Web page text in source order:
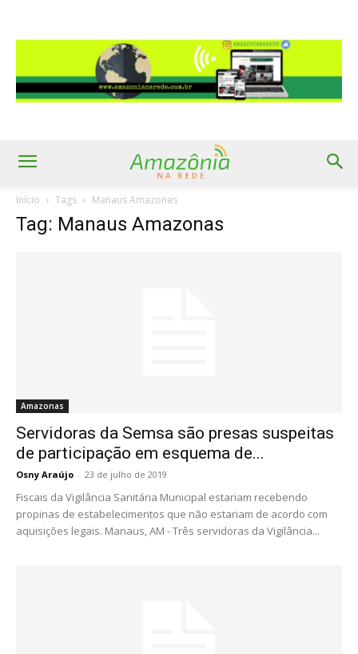
Início Tags Manaus Amazonas
Tag: Manaus Amazonas
Amazonas
Servidoras da Semsa são presas suspeitas
de participação em esquema de...
Osny Araújo - 23 de julho de 2019
Fiscais da Vigilância Sanitária Municipal estariam recebendo
propinas de estabelecimentos que não estariam de acordo com
aquisições legais. Manaus, AM - Três servidoras da Vigilância...